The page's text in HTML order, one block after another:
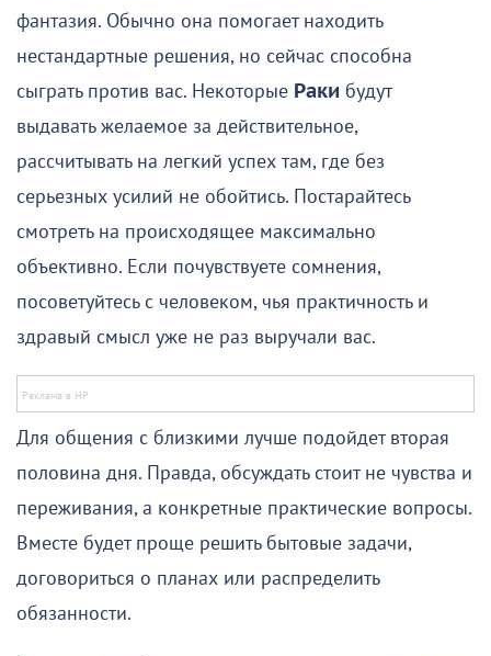
фантазия. Обычно она помогает находить
нестандартные решения, но сейчас способна
сыграть против вас. Некоторые Раки будут
выдавать желаемое за действительное,
рассчитывать на легкий успех там, где без
серьезных усилий не обойтись. Постарайтесь
смотреть на происходящее максимально
объективно. Если почувствуете сомнения,
посоветуйтесь с человеком, чья практичность и
здравый смысл уже не раз выручали вас.
Для общения с близкими лучше подойдет вторая
половина дня. Правда, обсуждать стоит не чувства и
переживания, а конкретные практические вопросы.
Вместе будет проще решить бытовые задачи,
договориться о планах или распределить
обязанности.